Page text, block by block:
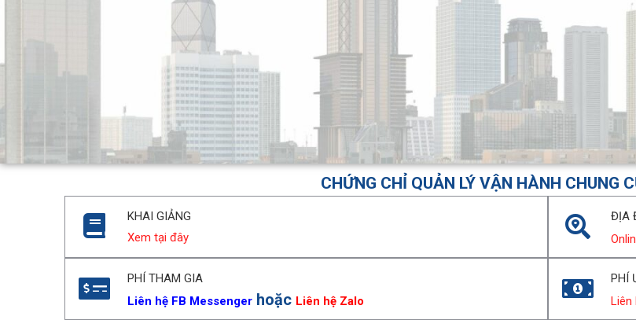
CHỨNG CHỈ QUẢN LÝ VẬN HÀNH CHUNG
KHAI GIẢNG
Xem tại đây
ĐỊA
PHÍ THAM GIA
Liên hệ FB Messenger hoặc Liên hệ Zalo
PHÍ
Liên